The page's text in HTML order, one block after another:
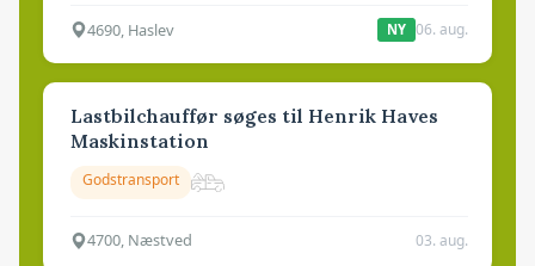
4690, Haslev NY 06. aug.
Lastbilchauffør søges til Henrik Haves
Maskinstation
Godstransport
4700, Næstved 03. aug.